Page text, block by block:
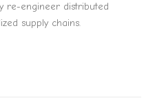
re-engineer distributed
supply chains.